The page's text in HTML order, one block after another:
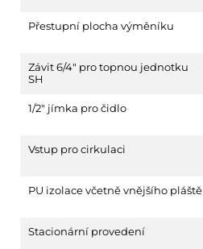
Přestupní plocha výměníku
Závit 6/4" pro topnou jednotku
SH
1/2" jímka pro čidlo
Vstup pro cirkulaci
PU izolace včetně vnějšího pláště
Stacionární provedení